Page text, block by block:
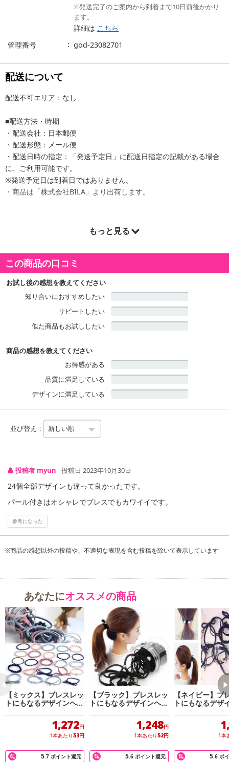
※発送完了のご案内から到着まで10日前後かかり
ます。
詳細は こちら
管理番号
god-23082701
配送について
配送不可エリア：なし
■配送方法・時期
・配送会社：日本郵便
・配送形態：メール便
・配送日時の指定：「発送予定日」に配送日指定の記載がある場合
に、ご利用可能です。
※発送予定日は到着日ではありません。
・商品は「株式会社BILA」より出荷します。
コーデや気分に合わせてデザインが異なるヘアゴム
・原産国（最終加工地）：中国
・原材料/材質/素材：ゴム・プラスチックなど
・商品カラー：ピンク
・商品サイズ：
＜サイズ＞
約6〜7cm
＜重量＞
約55g
・その他商品仕様：お安くご提供するため、ケースなしOPP袋での
発送となります。
・注意事項：
＜ご注意点＞
※サイズは、多少の誤差が生じる場合がございます。
見える場合がございますので、ご了承ください。
もっと見る
この商品の口コミ
お試し後の感想を教えてください
知り合いにおすすめしたい
リピートしたい
似た商品もお試ししたい
商品の感想を教えてください
お得感がある
品質に満足している
デザインに満足している
並び替え：
投稿者 myun 投稿日 2023年10月30日
24個全部デザインも違って良かったです。
パール付きはオシャレでブレスでもカワイイです。
参考になった
※商品の感想以外の投稿や、不適切な表現を含む投稿を除いて表示しています
あなたにオススメの商品
【ミックス】ブレスレッ
トにもなるデザインヘア
1,272円
1本あたり53円
5.7 ポイント還元
【ブラック】ブレスレッ
トにもなるデザインヘア
1,248円
1本あたり52円
5.6 ポイント還元
【ネイビー】ブ
トにもなるデザ
1本
5.6 ポ